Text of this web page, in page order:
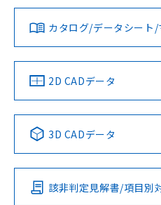
ダウンロードデータをご利用
みください。
ソフトウェアの使用条件
対応済み
中国 RoHS 注意事項・凡例
Pb Hg
O
LR型式承認
（イギリス
船舶規格）
DNV型式承認
（ノルウェー
No No
この製品
その他の認証はこち
カタログ/データシート
2D CADデータ
3D CADデータ
該非判定見解書/項目別